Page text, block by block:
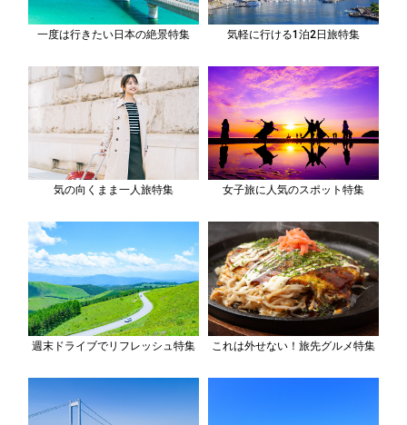
一度は行きたい日本の絶景特集 気軽に行ける1泊2日旅特集
気の向くまま一人旅特集 女子旅に人気のスポット特集
週末ドライブでリフレッシュ特集 これは外せない！旅先グルメ特集